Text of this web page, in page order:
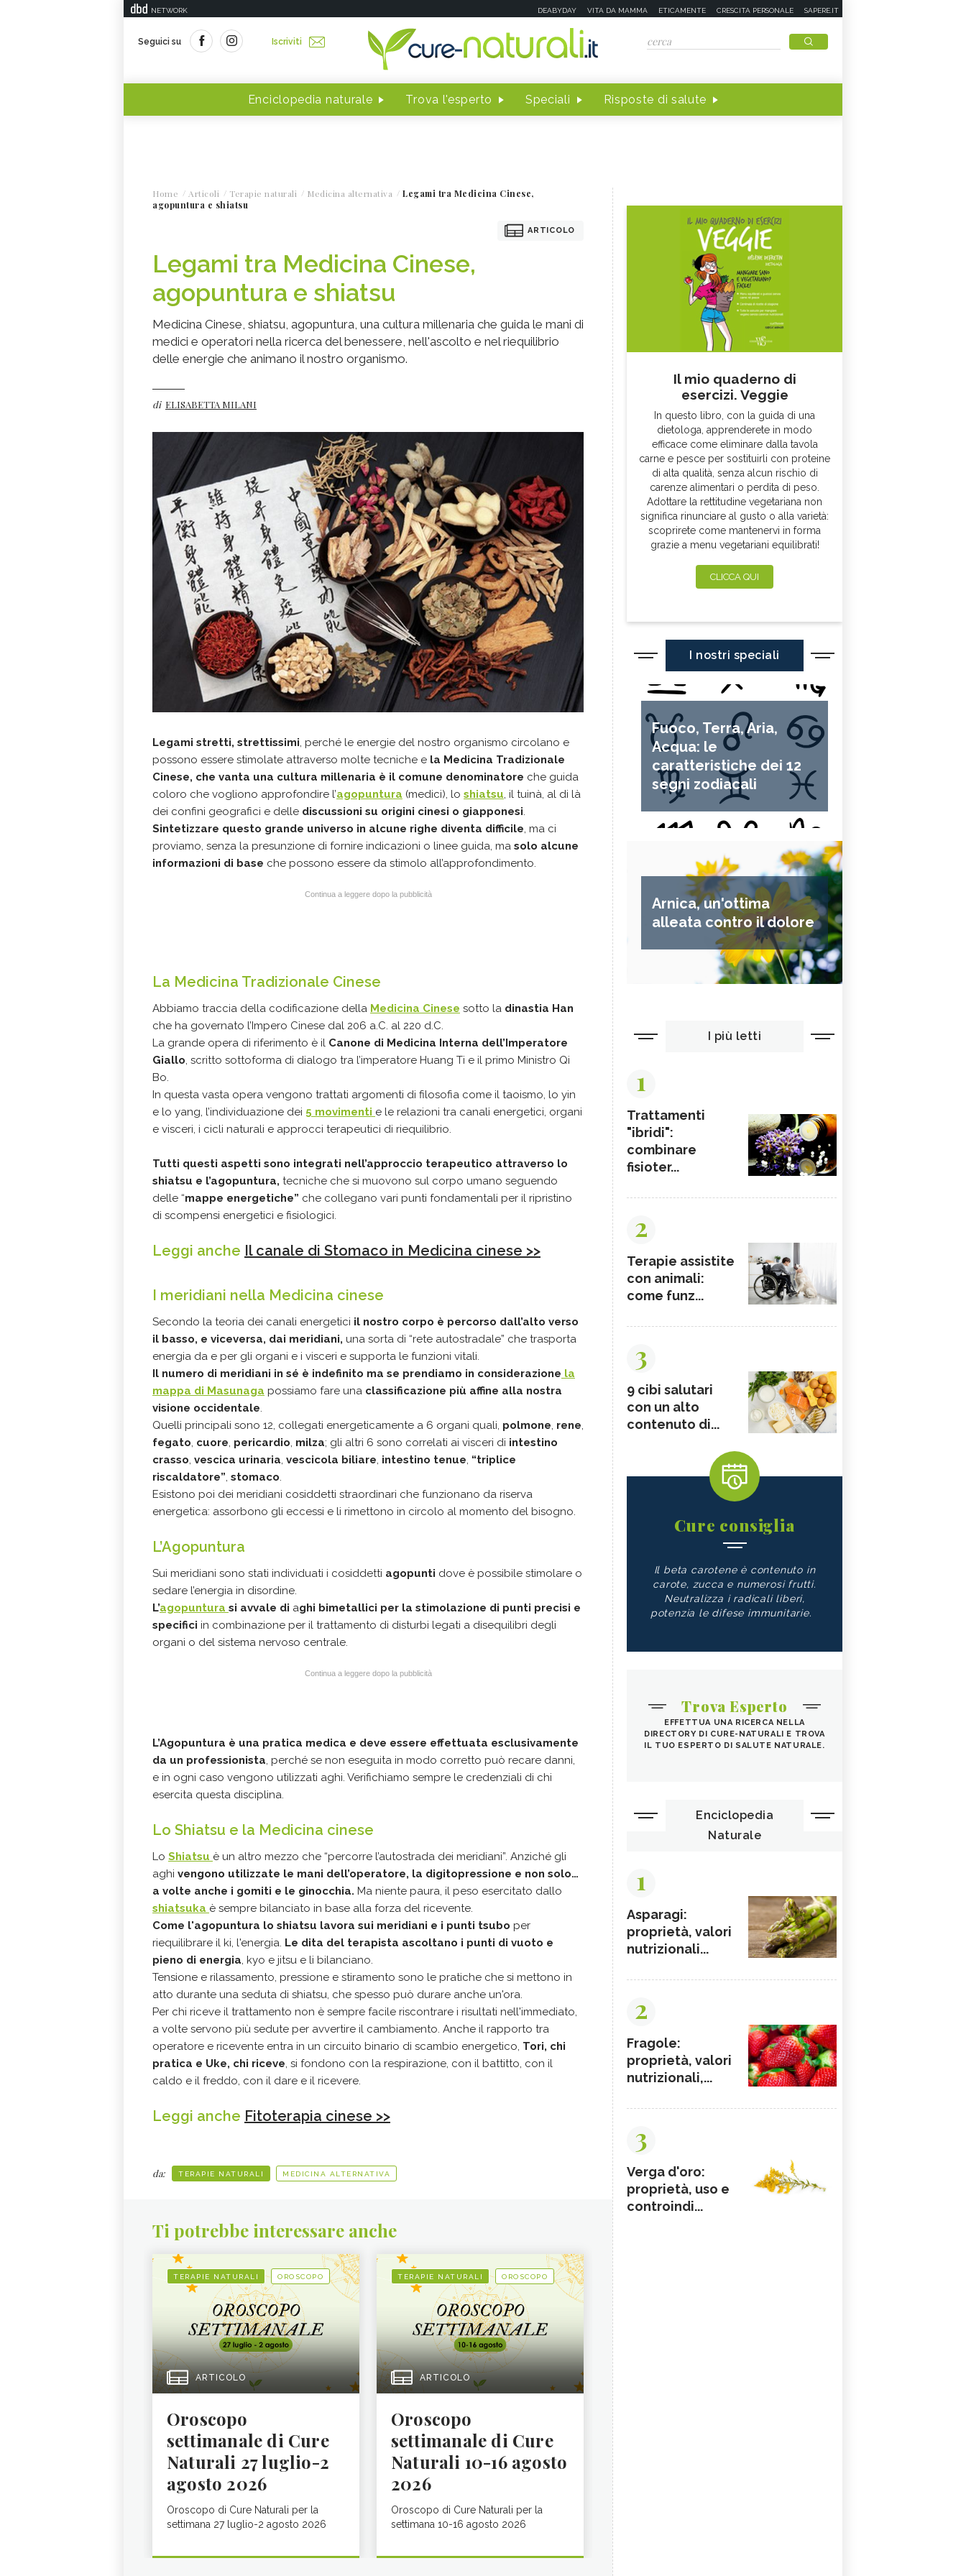
NETWORK DEABYDAY VITA DA MAMMA ETICAMENTE CRESCITA PERSONALE SAPERE.IT
Seguici su Iscriviti
Enciclopedia naturale Trova l'esperto Speciali Risposte di salute
Home Articoli Terapie naturali Medicina alternativa
Legami tra Medicina Cinese,
agopuntura e shiatsu
ARTICOLO
Legami tra Medicina Cinese,
agopuntura e shiatsu
Medicina Cinese, shiatsu, agopuntura, una cultura millenaria che guida le mani di
medici e operatori nella ricerca del benessere, nell'ascolto e nel riequilibrio
delle energie che animano il nostro organismo.
di ELISABETTA MILANI
Legami stretti, strettissimi, perché le energie del nostro organismo circolano e
possono essere stimolate attraverso molte tecniche e la Medicina Tradizionale
Cinese, che vanta una cultura millenaria è il comune denominatore che guida
coloro che vogliono approfondire l’agopuntura (medici), lo shiatsu, il tuinà, al di là
dei confini geografici e delle discussioni su origini cinesi o giapponesi.
Sintetizzare questo grande universo in alcune righe diventa difficile, ma ci
proviamo, senza la presunzione di fornire indicazioni o linee guida, ma solo alcune
informazioni di base che possono essere da stimolo all’approfondimento.
Continua a leggere dopo la pubblicità
La Medicina Tradizionale Cinese
Abbiamo traccia della codificazione della Medicina Cinese sotto la dinastia Han
che ha governato l’Impero Cinese dal 206 a.C. al 220 d.C.
La grande opera di riferimento è il Canone di Medicina Interna dell’Imperatore
Giallo, scritto sottoforma di dialogo tra l’imperatore Huang Ti e il primo Ministro Qi
Bo.
In questa vasta opera vengono trattati argomenti di filosofia come il taoismo, lo yin
e lo yang, l’individuazione dei 5 movimenti e le relazioni tra canali energetici, organi
e visceri, i cicli naturali e approcci terapeutici di riequilibrio.
Tutti questi aspetti sono integrati nell’approccio terapeutico attraverso lo
shiatsu e l’agopuntura, tecniche che si muovono sul corpo umano seguendo
delle “mappe energetiche” che collegano vari punti fondamentali per il ripristino
di scompensi energetici e fisiologici.
Leggi anche Il canale di Stomaco in Medicina cinese >>
I meridiani nella Medicina cinese
Secondo la teoria dei canali energetici il nostro corpo è percorso dall’alto verso
il basso, e viceversa, dai meridiani, una sorta di “rete autostradale” che trasporta
energia da e per gli organi e i visceri e supporta le funzioni vitali.
Il numero di meridiani in sé è indefinito ma se prendiamo in considerazione la
mappa di Masunaga possiamo fare una classificazione più affine alla nostra
visione occidentale.
Quelli principali sono 12, collegati energeticamente a 6 organi quali, polmone, rene,
fegato, cuore, pericardio, milza; gli altri 6 sono correlati ai visceri di intestino
crasso, vescica urinaria, vescicola biliare, intestino tenue, “triplice
riscaldatore”, stomaco.
Esistono poi dei meridiani cosiddetti straordinari che funzionano da riserva
energetica: assorbono gli eccessi e li rimettono in circolo al momento del bisogno.
L’Agopuntura
Sui meridiani sono stati individuati i cosiddetti agopunti dove è possibile stimolare o
sedare l’energia in disordine.
L’agopuntura si avvale di aghi bimetallici per la stimolazione di punti precisi e
specifici in combinazione per il trattamento di disturbi legati a disequilibri degli
organi o del sistema nervoso centrale.
Continua a leggere dopo la pubblicità
L’Agopuntura è una pratica medica e deve essere effettuata esclusivamente
da un professionista, perché se non eseguita in modo corretto può recare danni,
e in ogni caso vengono utilizzati aghi. Verifichiamo sempre le credenziali di chi
esercita questa disciplina.
Lo Shiatsu e la Medicina cinese
Lo Shiatsu è un altro mezzo che “percorre l’autostrada dei meridiani”. Anziché gli
aghi vengono utilizzate le mani dell’operatore, la digitopressione e non solo…
a volte anche i gomiti e le ginocchia. Ma niente paura, il peso esercitato dallo
shiatsuka è sempre bilanciato in base alla forza del ricevente.
Come l'agopuntura lo shiatsu lavora sui meridiani e i punti tsubo per
riequilibrare il ki, l'energia. Le dita del terapista ascoltano i punti di vuoto e
pieno di energia, kyo e jitsu e li bilanciano.
Tensione e rilassamento, pressione e stiramento sono le pratiche che si mettono in
atto durante una seduta di shiatsu, che spesso può durare anche un'ora.
Per chi riceve il trattamento non è sempre facile riscontrare i risultati nell'immediato,
a volte servono più sedute per avvertire il cambiamento. Anche il rapporto tra
operatore e ricevente entra in un circuito binario di scambio energetico, Tori, chi
pratica e Uke, chi riceve, si fondono con la respirazione, con il battitto, con il
caldo e il freddo, con il dare e il ricevere.
Leggi anche Fitoterapia cinese >>
da: TERAPIE NATURALI MEDICINA ALTERNATIVA
Ti potrebbe interessare anche
TERAPIE NATURALI OROSCOPO
ARTICOLO
Oroscopo
settimanale di Cure
Naturali 27 luglio-2
agosto 2026
Oroscopo di Cure Naturali per la
settimana 27 luglio-2 agosto 2026
TERAPIE NATURALI OROSCOPO
ARTICOLO
Oroscopo
settimanale di Cure
Naturali 10-16 agosto
2026
Oroscopo di Cure Naturali per la
settimana 10-16 agosto 2026
Il mio quaderno di
esercizi. Veggie
In questo libro, con la guida di una
dietologa, apprenderete in modo
efficace come eliminare dalla tavola
carne e pesce per sostituirli con proteine
di alta qualità, senza alcun rischio di
carenze alimentari o perdita di peso.
Adottare la rettitudine vegetariana non
significa rinunciare al gusto o alla varietà:
scoprirete come mantenervi in forma
grazie a menu vegetariani equilibrati!
CLICCA QUI
I nostri speciali
Fuoco, Terra, Aria,
Acqua: le
caratteristiche dei 12
segni zodiacali
Arnica, un'ottima
alleata contro il dolore
I più letti
1
Trattamenti
"ibridi":
combinare
fisioter...
2
Terapie assistite
con animali:
come funz...
3
9 cibi salutari
con un alto
contenuto di...
Cure consiglia
Il beta carotene è contenuto in
carote, zucca e numerosi frutti.
Neutralizza i radicali liberi,
potenzia le difese immunitarie.
Trova Esperto
EFFETTUA UNA RICERCA NELLA
DIRECTORY DI CURE-NATURALI E TROVA
IL TUO ESPERTO DI SALUTE NATURALE.
Enciclopedia
Naturale
1
Asparagi:
proprietà, valori
nutrizionali...
2
Fragole:
proprietà, valori
nutrizionali,...
3
Verga d'oro:
proprietà, uso e
controindi...